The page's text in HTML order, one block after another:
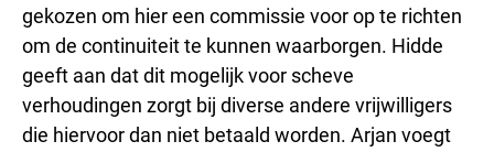
gekozen om hier een commissie voor op te richten
om de continuiteit te kunnen waarborgen. Hidde
geeft aan dat dit mogelijk voor scheve
verhoudingen zorgt bij diverse andere vrijwilligers
die hiervoor dan niet betaald worden. Arjan voegt